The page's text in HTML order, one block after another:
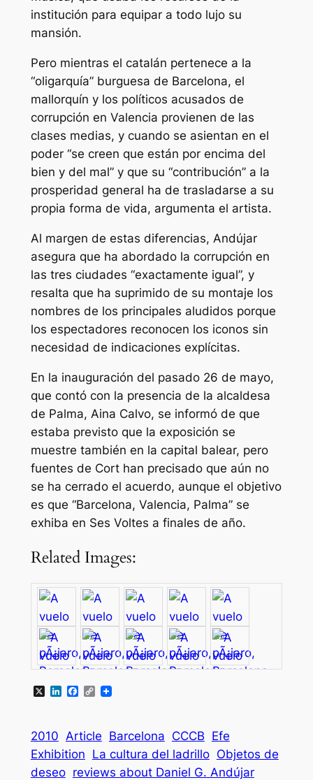
institución para equipar a todo lujo su
mansión.
Pero mientras el catalán pertenece a la
“oligarquía” burguesa de Barcelona, el
mallorquín y los políticos acusados de
corrupción en Valencia provienen de las
clases medias, y cuando se asientan en el
poder “se creen que están por encima del
bien y del mal” y que su “contribución” a la
prosperidad general ha de trasladarse a su
propia forma de vida, argumenta el artista.
Al margen de estas diferencias, Andújar
asegura que ha abordado la corrupción en
las tres ciudades “exactamente igual”, y
resalta que ha suprimido de su montaje los
nombres de los principales aludidos porque
los espectadores reconocen los iconos sin
necesidad de indicaciones explícitas.
En la inauguración del pasado 26 de mayo,
que contó con la presencia de la alcaldesa
de Palma, Aina Calvo, se informó de que
estaba previsto que la exposición se
muestre también en la capital balear, pero
fuentes de Cort han precisado que aún no
se ha cerrado el acuerdo, aunque el objetivo
es que “Barcelona, Valencia, Palma” se
exhiba en Ses Voltes a finales de año.
Related Images:
X LinkedIn
Facebook
Copy
2010 Article Barcelona CCCB Efe
Exhibition La cultura del ladrillo Objetos de
deseo reviews about Daniel G. Andújar